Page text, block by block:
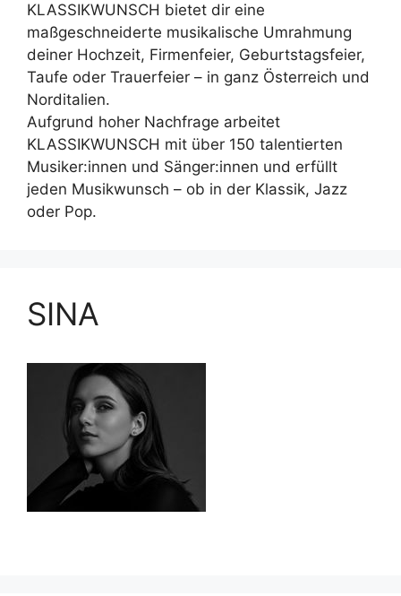
KLASSIKWUNSCH bietet dir eine
maßgeschneiderte musikalische Umrahmung
deiner Hochzeit, Firmenfeier, Geburtstagsfeier,
Taufe oder Trauerfeier – in ganz Österreich und
Norditalien.
Aufgrund hoher Nachfrage arbeitet
KLASSIKWUNSCH mit über 150 talentierten
Musiker:innen und Sänger:innen und erfüllt
jeden Musikwunsch – ob in der Klassik, Jazz
oder Pop.
SINA